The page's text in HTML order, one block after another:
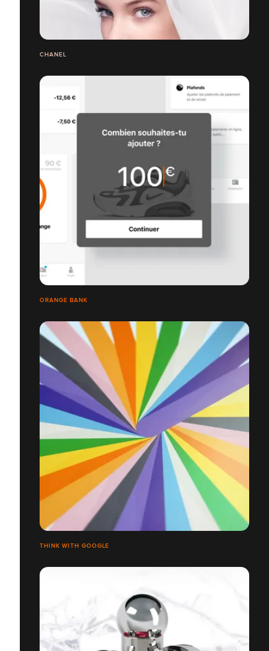
CHANEL
ORANGE BANK
THINK WITH GOOGLE